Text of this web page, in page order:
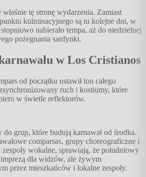
tę stronę wydarzenia. Zamiast
kulminacyjnego są tu kolejne dni, w
nabierało tempa, aż do niedzielnej
pożegnania sardynki.
w Los Cristianos
od początku ustawił ton całego
ruch i kostiumy, które
w świetle reflektorów.
do grup, które budują karnawał od środka.
comparsas, grupy choreograficzne i
wokalne, sprawiają, że południowy
dla widzów, ale żywym
przez mieszkańców i lokalne zespoły.